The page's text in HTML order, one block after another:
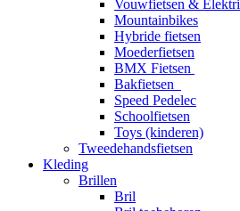
Vouwfietsen &
Mountainbikes
Hybride fietsen
Moederfietsen
BMX Fietsen
Bakfietsen
Speed Pedelec
Schoolfietsen
Toys (kinderen)
Tweedehandsfietsen
Kleding
Brillen
Bril